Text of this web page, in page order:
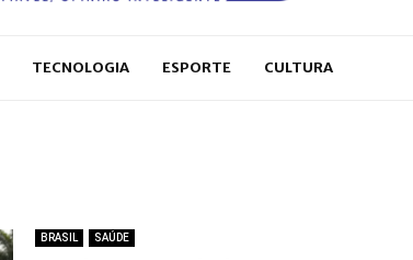
TECNOLOGIA ESPORTE CULTURA
BRASIL SAÚDE